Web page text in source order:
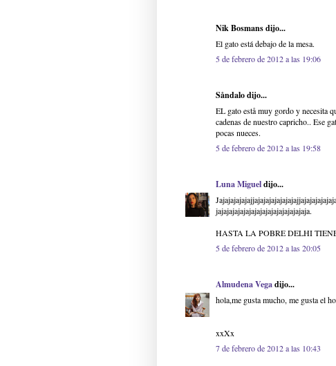
Nik Bosmans dijo...
El gato está debajo de la mesa.
5 de febrero de 2012 a las 19:06
Såndalo dijo...
EL gato estå muy gordo y necesita
cadenas de nuestro capricho.. Ese
pocas nueces.
5 de febrero de 2012 a las 19:58
Luna Migueldijo...
jajajajajajajajajajajajajajajajaja.
HASTA LA POBRE DELHI
5 de febrero de 2012 a las 20:05
Almudena Vegadijo...
hola,me gusta mucho, me gusta el
xxXx
7 de febrero de 2012 a las 10:43